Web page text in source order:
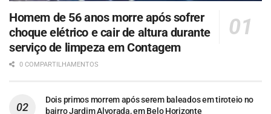
Homem de 56 anos morre após sofrer
choque elétrico e cair de altura durante
serviço de limpeza em Contagem
0 COMPARTILHAMENTOS
Dois primos morrem após serem baleados em tiroteio no
bairro Jardim Alvorada, em Belo Horizonte